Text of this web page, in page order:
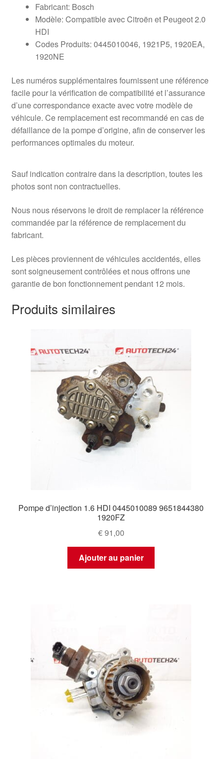
Fabricant: Bosch
Modèle: Compatible avec Citroën et Peugeot 2.0
HDI
Codes Produits: 0445010046, 1921P5, 1920EA,
1920NE
Les numéros supplémentaires fournissent une référence
facile pour la vérification de compatibilité et l’assurance
d’une correspondance exacte avec votre modèle de
véhicule. Ce remplacement est recommandé en cas de
défaillance de la pompe d’origine, afin de conserver les
performances optimales du moteur.
Sauf indication contraire dans la description, toutes les
photos sont non contractuelles.
Nous nous réservons le droit de remplacer la référence
commandée par la référence de remplacement du
fabricant.
Les pièces proviennent de véhicules accidentés, elles
sont soigneusement contrôlées et nous offrons une
garantie de bon fonctionnement pendant 12 mois.
Produits similaires
Pompe d’injection 1.6 HDI 0445010089 9651844380
1920FZ
€91,00
Ajouter au panier